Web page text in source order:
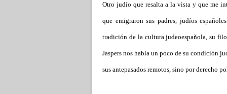
Otro judío que resalta a la vista y que me
que emigraron sus padres, judíos
tradición de la cultura judeoespañola, su
Jaspers nos habla un poco de su condición
sus antepasados remotos, sino por derecho